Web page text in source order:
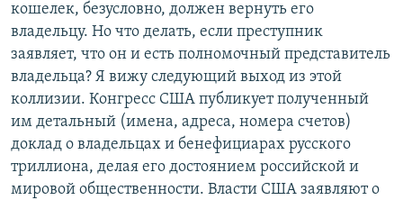
кошелек, безусловно, должен вернуть его
владельцу. Но что делать, если преступник
заявляет, что он и есть полномочный представитель
владельца? Я вижу следующий выход из этой
коллизии. Конгресс США публикует полученный
им детальный (имена, адреса, номера счетов)
доклад о владельцах и бенефициарах русского
триллиона, делая его достоянием российской и
мировой общественности. Власти США заявляют о